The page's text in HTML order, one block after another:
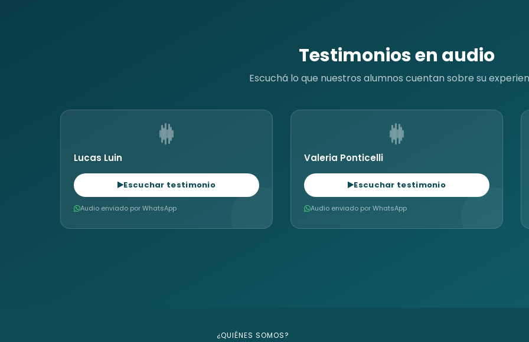
Testimonios en audio
Escuchá lo que nuestros alumnos cuentan sobre su
Lucas Luin
Escuchar testimonio
Audio enviado por WhatsApp
Valeria Ponticelli
Escuchar testimonio
Audio enviado por WhatsApp
¿QUIÉNES SOMOS?